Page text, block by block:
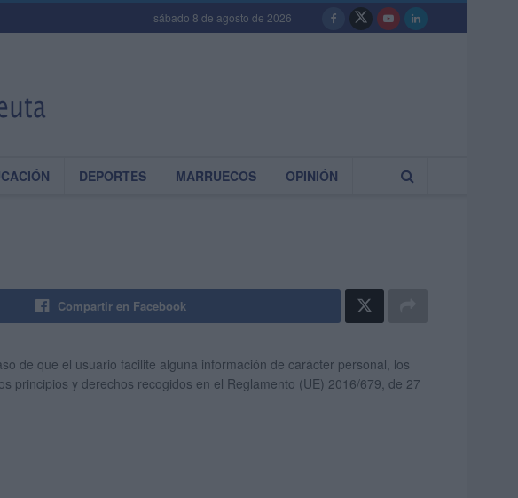
sábado 8 de agosto de 2026
DEPORTES MARRUECOS OPINIÓN
Compartir en Facebook
de que el usuario facilite alguna información de carácter personal, los
principios y derechos recogidos en el Reglamento (UE) 2016/679, de 27